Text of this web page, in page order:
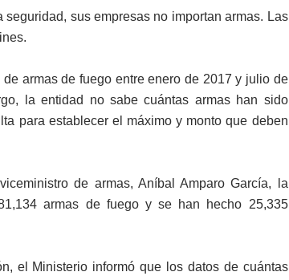
sus empresas no importan armas. Las
armas de fuego entre enero de 2017 y julio de
la entidad no sabe cuántas armas han sido
para establecer el máximo y monto que deben
de armas, Aníbal Amparo García, la
armas de fuego y se han hecho 25,335
el Ministerio informó que los datos de cuántas